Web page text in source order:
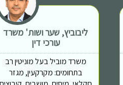
ליבוביץ, שער ושות' משרד
עורכי דין
משרד מוביל בעל מוניטין רב
בתחומים: מקרקעין, מגזר